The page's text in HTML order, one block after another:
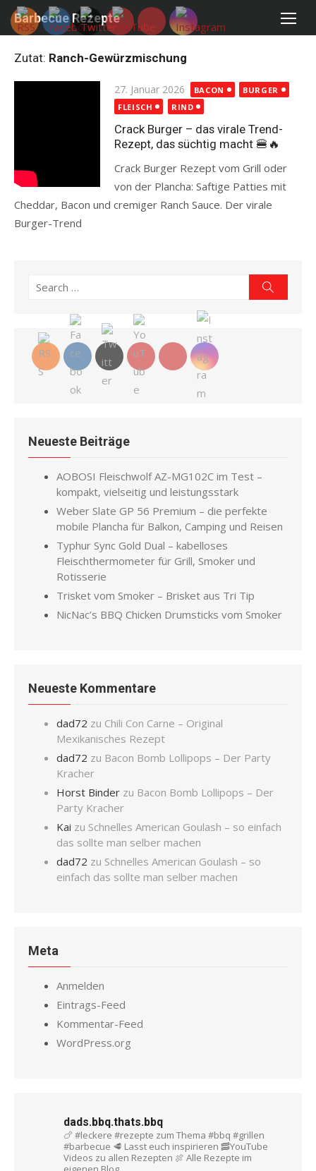
Skip
Barbecue Rezepte
Zutat: Ranch-Gewürzmischung
Posted
on
27. Januar 2026 BACON
BURGER
FLEISCH
RIND
Crack Burger – das virale Trend-
Rezept, das süchtig macht 🍔🔥
Crack Burger Rezept vom Grill oder
von der Plancha: Saftige Patties mit
Cheddar, Bacon und cremiger Ranch Sauce. Der virale
Burger-Trend
Search
Neueste Beiträge
AOBOSI Fleischwolf AZ-MG102C im Test –
kompakt, vielseitig und leistungsstark
Weber Slate GP 56 Premium – die perfekte
mobile Plancha für Balkon, Camping und Reisen
Typhur Sync Gold Dual – kabelloses
Fleischthermometer für Grill, Smoker und
Rotisserie
Trisket vom Smoker – Brisket aus Tri Tip
NicNac’s BBQ Chicken Drumsticks vom Smoker
Neueste Kommentare
dad72 zu Chili Con Carne – Original
Mexikanisches Rezept
dad72 zu Bacon Bomb Lollipops – Der Party
Kracher
Horst Binder zu Bacon Bomb Lollipops – Der
Party Kracher
Kai zu Schnelles American Goulash – so einfach
das sollte man selber machen
dad72 zu Schnelles American Goulash – so
einfach das sollte man selber machen
Meta
Anmelden
Eintrags-Feed
Kommentar-Feed
WordPress.org
dads.bbq.thats.bbq
🍗 #leckere #rezepte zum Thema #bbq #grillen
#barbecue 🥩 Lasst euch inspirieren 🥓YouTube
Videos zu allen Rezepten 🍖 Alle Rezepte im